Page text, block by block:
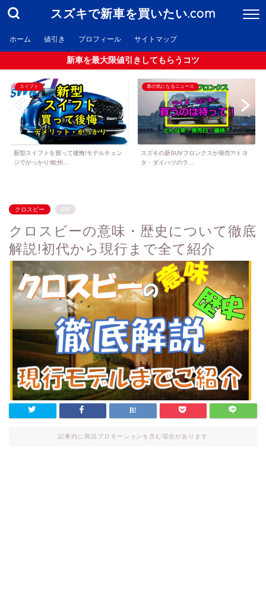
スズキで新車を買いたい.com
ホーム 値引き プロフィール サイトマップ
新車を最大限値引きしてもらうコツ
スイフト
新型スイフトを買って後悔!モデルチェン
ジでがっかり!欧州...
車の気になるニュース
スズキの新SUVフロンクスが発売?!トヨ
タ・ダイハツのラ...
クロスビー PR
クロスビーの意味・歴史について徹底
解説!初代から現行まで全て紹介
記事内に商品プロモーションを含む場合があります